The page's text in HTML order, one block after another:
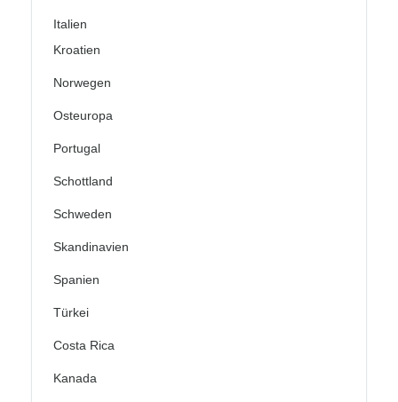
Italien
Kroatien
Norwegen
Osteuropa
Portugal
Schottland
Schweden
Skandinavien
Spanien
Türkei
Costa Rica
Kanada